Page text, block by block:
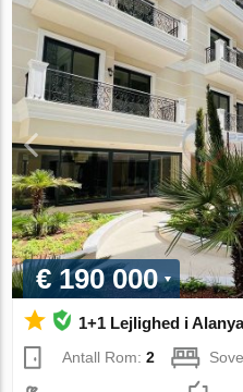
€ 190 000
1+1 Lejlighed i
Antall Rom:2